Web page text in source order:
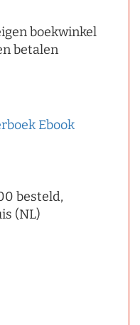
boekwinkel
betalen
Ebook
besteld,
(NL)